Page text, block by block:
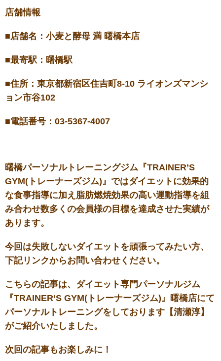
店舗情報
■店舗名：小麦と酵母 満 曙橋本店
■最寄駅：曙橋駅
■住所：東京都新宿区住吉町8-10 ライオンズマンシ
ョン市谷102
■電話番号：03-5367-4007
曙橋パーソナルトレーニングジム『TRAINER’S
GYM(トレーナーズジム)』ではダイエットに効果的
な食事指導に加え脂肪燃焼効果の高い運動指導を組
み合わせ数多くの会員様の目標を達成させた実績が
あります。
今回は失敗しないダイエットを頑張ってみたい方、
下記リンクからお問い合わせください。
こちらの記事は、ダイエット専門パーソナルジム
『TRAINER’S GYM(トレーナーズジム)』曙橋店にて
パーソナルトレーニングをしております【清瀬淳】
がご紹介いたしました。
次回の記事もお楽しみに！